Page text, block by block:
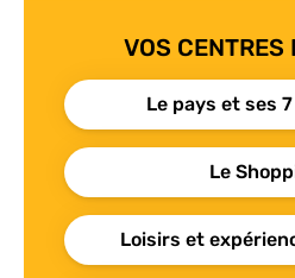
VOS CENTRES
Le pays et ses
Le
Loisirs et